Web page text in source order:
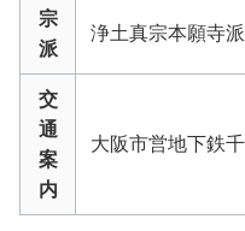
宗
派
浄土真宗本願寺派
交
通
案
内
大阪市営地下鉄